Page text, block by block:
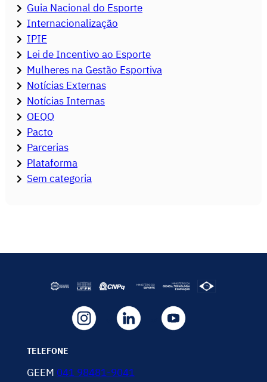
Guia Nacional do Esporte
Internacionalização
IPIE
Lei de Incentivo ao Esporte
Mulheres na Gestão Esportiva
Notícias Externas
Notícias Internas
OEQQ
Pacto
Parcerias
Plataforma
Sem categoria
TELEFONE
GEEM 041 98481-9041